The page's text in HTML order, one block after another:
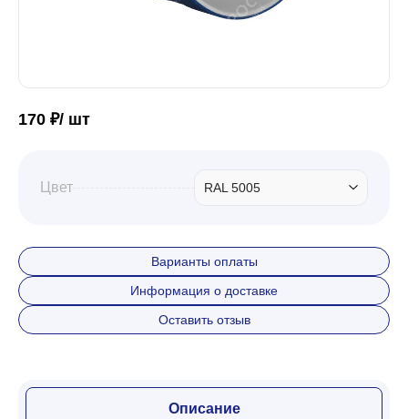
Профили для гипсокартона
170 ₽/ шт
Цвет RAL 5005
Варианты оплаты
Информация о доставке
Оставить отзыв
Описание